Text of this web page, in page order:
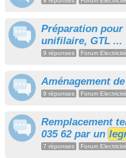
Préparation
unifilaire, GTL ...
9 réponses Forum
Aménagement
9 réponses Forum
Remplacement
035 62 par un
7 réponses Forum